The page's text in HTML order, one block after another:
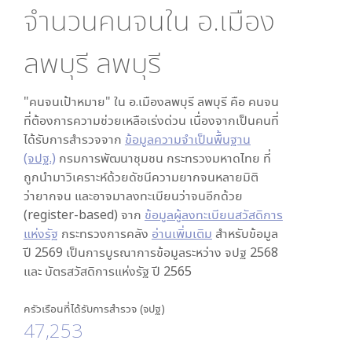
จำนวนคนจนใน อ.เมือง
ลพบุรี ลพบุรี
"คนจนเป้าหมาย" ใน อ.เมืองลพบุรี ลพบุรี คือ คนจน
ที่ต้องการความช่วยเหลือเร่งด่วน เนื่องจากเป็นคนที่
ได้รับการสำรวจจาก ข้อมูลความจำเป็นพื้นฐาน
(จปฐ.) กรมการพัฒนาชุมชน กระทรวงมหาดไทย ที่
ถูกนำมาวิเคราะห์ด้วยดัชนีความยากจนหลายมิติ
ว่ายากจน และอาจมาลงทะเบียนว่าจนอีกด้วย
(register-based) จาก ข้อมูลผู้ลงทะเบียนสวัสดิการ
แห่งรัฐ กระทรวงการคลัง อ่านเพิ่มเติม สำหรับข้อมูล
ปี 2569 เป็นการบูรณาการข้อมูลระหว่าง จปฐ 2568
และ บัตรสวัสดิการแห่งรัฐ ปี 2565
ครัวเรือนที่ได้รับการสำรวจ (จปฐ)
47,253